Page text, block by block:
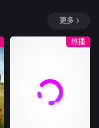
警示，彰显法治力
首部女子反恐特战
队电影，面对恐怖
陈梓静（于文文
饰）率队员金凤
（卢靖姗 饰）、齐
更多
热播